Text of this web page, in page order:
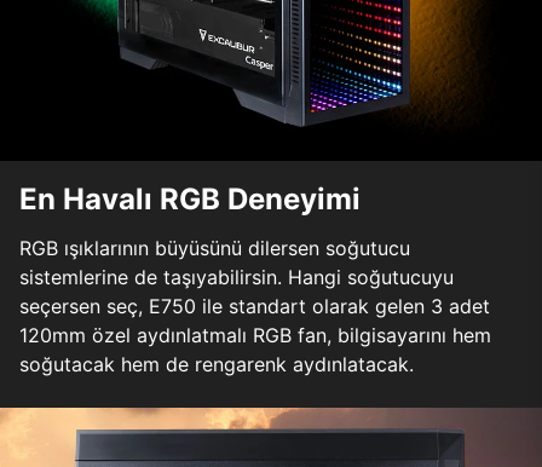
En Havalı RGB Deneyimi
RGB ışıklarının büyüsünü dilersen soğutucu
sistemlerine de taşıyabilirsin. Hangi soğutucuyu
seçersen seç, E750 ile standart olarak gelen 3 adet
120mm özel aydınlatmalı RGB fan, bilgisayarını hem
soğutacak hem de rengarenk aydınlatacak.